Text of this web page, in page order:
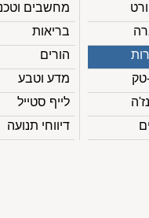
מחשבים וטכנ'
בריאות
הורים
מדע וטבע
לייף סטייל
דיווחי תנועה